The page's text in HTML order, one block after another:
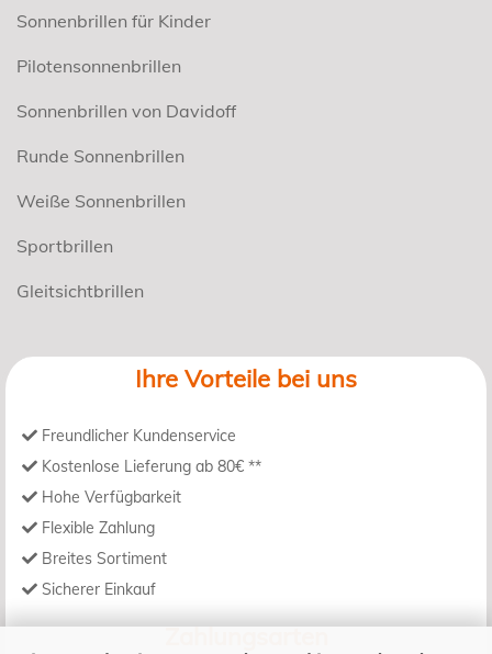
Sonnenbrillen für Kinder
Pilotensonnenbrillen
Sonnenbrillen von Davidoff
Runde Sonnenbrillen
Weiße Sonnenbrillen
Sportbrillen
Gleitsichtbrillen
Ihre Vorteile bei uns
Freundlicher Kundenservice
Kostenlose Lieferung ab 80€ **
Hohe Verfügbarkeit
Flexible Zahlung
Breites Sortiment
Sicherer Einkauf
Zahlungsarten